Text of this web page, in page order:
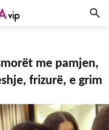
me pamjen,
frizurë, e grim